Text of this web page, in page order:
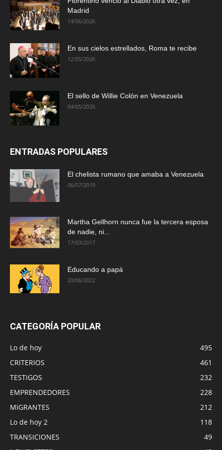
Madrid
14/06/2026
En sus cielos estrellados, Roma te recibe
12/05/2026
El sello de Willie Colón en Venezuela
04/05/2026
ENTRADAS POPULARES
El chelista rumano que amaba a Venezuela
06/07/2019
Martha Gellhorn nunca fue la tercera esposa
de nadie, ni...
17/03/2017
Educando a papá
20/06/2022
CATEGORÍA POPULAR
Lo de hoy
495
CRITERIOS
461
TESTIGOS
232
EMPRENDEDORES
228
MIGRANTES
212
Lo de hoy 2
118
TRANSICIONES
49